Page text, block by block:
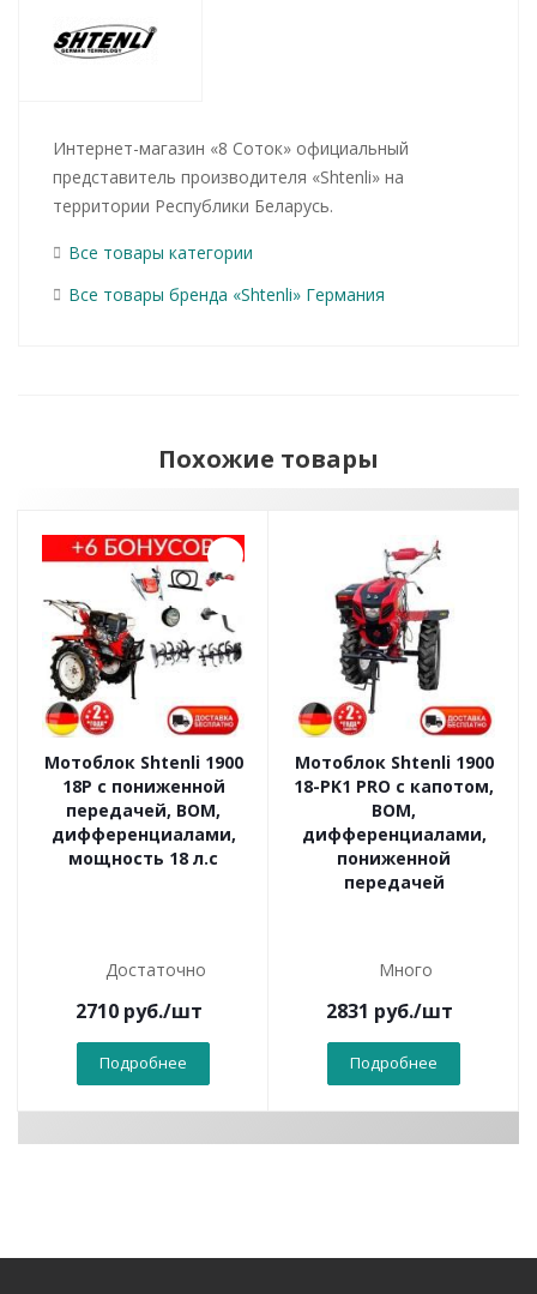
Интернет-магазин «8 Соток» официальный
представитель производителя «Shtenli» на
территории Республики Беларусь.
Все товары категории
Все товары бренда «Shtenli» Германия
Похожие товары
Мотоблок Shtenli 1900
18P с пониженной
передачей, ВОМ,
дифференциалами,
мощность 18 л.с
Достаточно
2710 руб./шт
Подробнее
Мотоблок Shtenli 1900
18-PK1 PRO с капотом,
ВОМ,
дифференциалами,
пониженной
передачей
Много
2831 руб./шт
Подробнее